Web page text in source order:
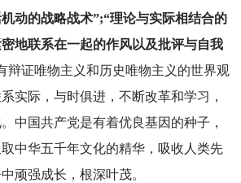
动的战略战术”;“理论与实际相结合的
地联系在一起的作风以及批评与自我
辩证唯物主义和历史唯物主义的世界观
实际，与时俱进，不断改革和学习，
中国共产党是有着优良基因的种子，
中华五千年文化的精华，吸收人类先
顽强成长，根深叶茂。